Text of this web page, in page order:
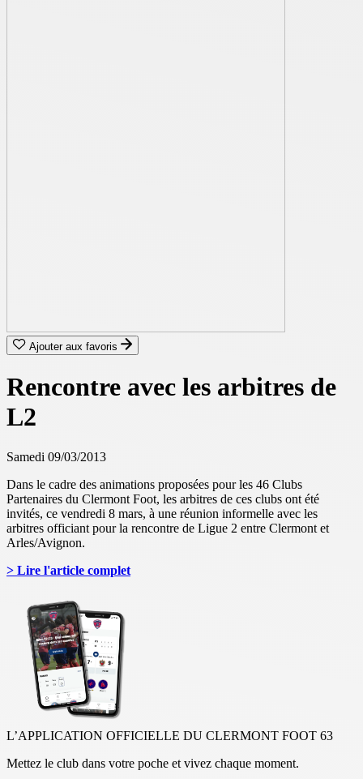
Ajouter aux favoris
Rencontre avec les arbitres de
L2
Samedi 09/03/2013
Dans le cadre des animations proposées pour les 46 Clubs
Partenaires du Clermont Foot, les arbitres de ces clubs ont été
invités, ce vendredi 8 mars, à une réunion informelle avec les
arbitres officiant pour la rencontre de Ligue 2 entre Clermont et
Arles/Avignon.
> Lire l'article complet
L’APPLICATION OFFICIELLE DU CLERMONT FOOT 63
Mettez le club dans votre poche et vivez chaque moment.